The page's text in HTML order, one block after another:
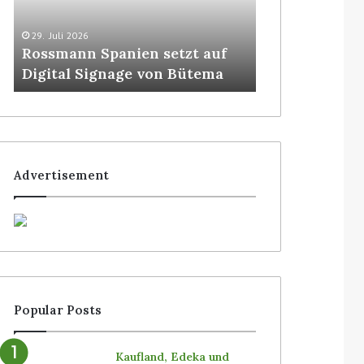
29. Juli 2026
Rossmann Spanien setzt auf
Digital Signage von Bütema
Advertisement
Popular Posts
Kaufland, Edeka und